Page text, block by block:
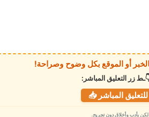
زر التعليق المباشر:
المباشر 📥
بأدب وأخلاق دون تجريح.